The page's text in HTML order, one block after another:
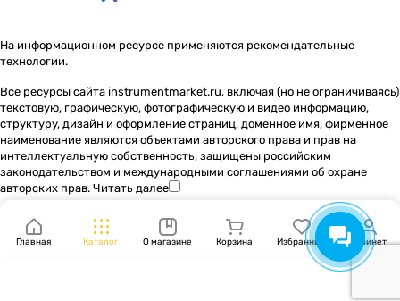
На информационном ресурсе применяются рекомендательные
технологии.
Все ресурсы сайта instrumentmarket.ru, включая (но не ограничиваясь)
текстовую, графическую, фотографическую и видео информацию,
структуру, дизайн и оформление страниц, доменное имя, фирменное
наименование являются объектами авторского права и прав на
интеллектуальную собственность, защищены российским
законодательством и международными соглашениями об охране
авторских прав. Читать далее
Главная Каталог О магазине Корзина Избранные Кабинет